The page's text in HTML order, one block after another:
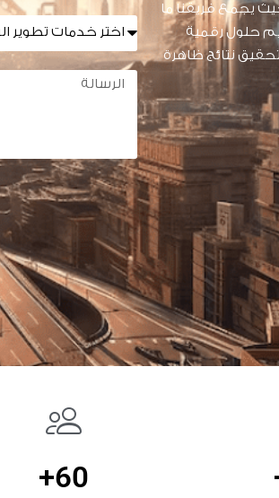
يجمع فريقنا ما
حلول رقمية
تحقيق نتائج ظاهرة
الرسمي
الخدمات
المطلوبة
الرسالة
60
+